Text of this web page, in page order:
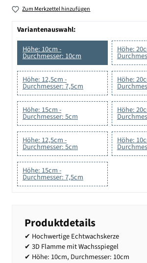
Zum Merkzettel hinzufügen
Variantenauswahl:
Höhe: 10cm -
Durchmesser: 10cm
Höhe:
Höhe: 12,5cm -
Durchmesser: 7,5cm
Höhe:
Höhe: 15cm -
Durchmesser: 5cm
Höhe:
Höhe: 12,5cm -
Durchmesser: 5cm
Höhe:
Höhe: 15cm -
Durchmesser: 7,5cm
Produktdetails
✔ Hochwertige Echtwachskerze
✔ 3D Flamme mit Wachsspiegel
✔ Höhe: 10cm, Durchmesser: 10cm